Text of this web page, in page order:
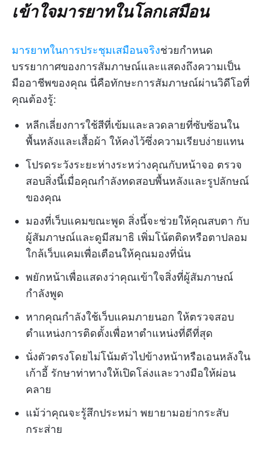
เข้าใจมารยาทในโลกเสมือน
มารยาทในการประชุมเสมือนจริงช่วยกำหนด
บรรยากาศของการสัมภาษณ์และแสดงถึงความเป็น
มืออาชีพของคุณ นี่คือทักษะการสัมภาษณ์ผ่านวิดีโอที่
คุณต้องรู้:
หลีกเลี่ยงการใช้สีที่เข้มและลวดลายที่ซับซ้อนใน
พื้นหลังและเสื้อผ้า ให้คงไว้ซึ่งความเรียบง่ายแทน
โปรดระวังระยะห่างระหว่างคุณกับหน้าจอ ตรวจ
สอบสิ่งนี้เมื่อคุณกำลังทดสอบพื้นหลังและรูปลักษณ์
ของคุณ
มองที่เว็บแคมขณะพูด สิ่งนี้จะช่วยให้คุณสบตา กับ
ผู้สัมภาษณ์และดูมีสมาธิ เพิ่มโน้ตติดหรือตาปลอม
ใกล้เว็บแคมเพื่อเตือนให้คุณมองที่นั่น
พยักหน้าเพื่อแสดงว่าคุณเข้าใจสิ่งที่ผู้สัมภาษณ์
กำลังพูด
หากคุณกำลังใช้เว็บแคมภายนอก ให้ตรวจสอบ
ตำแหน่งการติดตั้งเพื่อหาตำแหน่งที่ดีที่สุด
นั่งตัวตรงโดยไม่โน้มตัวไปข้างหน้าหรือเอนหลังใน
เก้าอี้ รักษาท่าทางให้เปิดโล่งและวางมือให้ผ่อน
คลาย
แม้ว่าคุณจะรู้สึกประหม่า พยายามอย่ากระสับ
กระส่าย